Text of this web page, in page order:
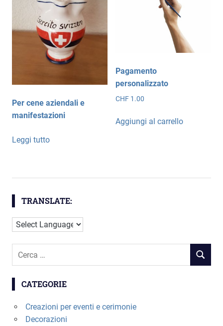
Per cene aziendali e
manifestazioni
Leggi tutto
Pagamento
personalizzato
CHF 1.00
Aggiungi al carrello
TRANSLATE:
Cerca
RICERCA
CATEGORIE
Creazioni per eventi e cerimonie
Decorazioni